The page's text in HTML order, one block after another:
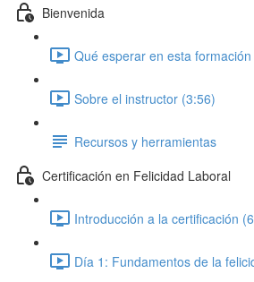
Bienvenida
Qué esperar en esta
Sobre el instructor (3:56)
Recursos y herramientas
Certificación en Felicidad Laboral
Introducción a la certificación
Día 1: Fundamentos de la